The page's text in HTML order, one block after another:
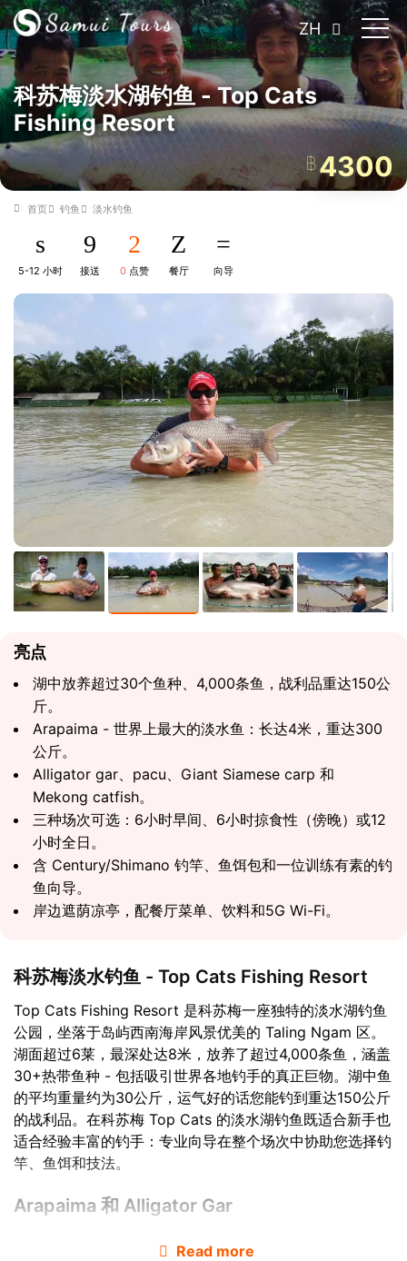
ZH
科苏梅淡水湖钓鱼 - Top Cats
Fishing Resort
฿4300
首页 钓鱼 淡水钓鱼
5-12 小时 接送 0点赞 餐厅 向导
亮点
湖中放养超过30个鱼种、4,000条鱼，战利品重达150公
斤。
Arapaima - 世界上最大的淡水鱼：长达4米，重达300
公斤。
Alligator gar、pacu、Giant Siamese carp 和
Mekong catfish。
三种场次可选：6小时早间、6小时掠食性（傍晚）或12
小时全日。
含 Century/Shimano 钓竿、鱼饵包和一位训练有素的钓
鱼向导。
岸边遮荫凉亭，配餐厅菜单、饮料和5G Wi-Fi。
科苏梅淡水钓鱼 - Top Cats Fishing Resort
Top Cats Fishing Resort 是科苏梅一座独特的淡水湖钓鱼
公园，坐落于岛屿西南海岸风景优美的 Taling Ngam 区。
湖面超过6莱，最深处达8米，放养了超过4,000条鱼，涵盖
30+热带鱼种 - 包括吸引世界各地钓手的真正巨物。湖中鱼
的平均重量约为30公斤，运气好的话您能钓到重达150公斤
的战利品。在科苏梅 Top Cats 的淡水湖钓鱼既适合新手也
适合经验丰富的钓手：专业向导在整个场次中协助您选择钓
竿、鱼饵和技法。
Arapaima 和 Alligator Gar
Read more